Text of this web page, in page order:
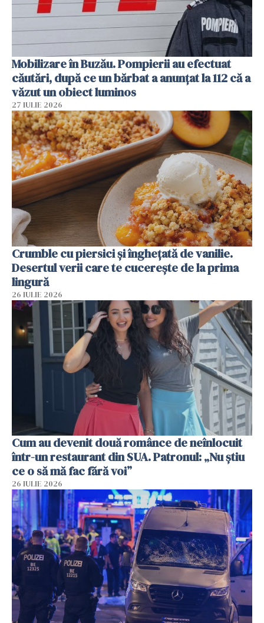
Mobilizare în Buzău. Pompierii au efectuat
căutări, după ce un bărbat a anunțat la 112 că a
văzut un obiect luminos
27 IULIE 2026
Crumble cu piersici și înghețată de vanilie.
Desertul verii care te cucerește de la prima
lingură
26 IULIE 2026
Cum au devenit două românce de neînlocuit
într-un restaurant din SUA. Patronul: „Nu știu
ce o să mă fac fără voi”
26 IULIE 2026